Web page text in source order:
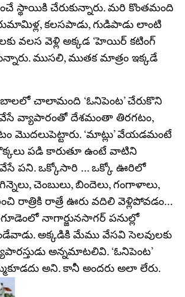
స్థాయికి చేరుకున్నారు. మరి కొంతమంది
కలసపాడు, గుడిపాడు లాంటి
వలస వెళ్లి అక్కడ ‘హెయిర్ కటింగ్
ముసలి, ముతక మాత్రం ఇక్కడే
చాలామంది ‘ఓనిపెంట’ చేరుకొని
వేసే వ్యాపారంతో దేశమంతా తిరగటం,
మొదలుపెట్టారు. ‘మాట్లు’ వేయడమంటే
పడి కారుతూ ఉంటే వాటిని
పని. ఒక్కోసారి … ఒక్కో ఊరిలో
చెంబులు, బిందెలు, గంగాళాలు,
రాత్రికి రాత్రే ఊరు వదిలి వెళ్లిపోవడం…
నాగార్జునసాగర్ పనుల్లో
అక్కడికి మేము వేసవి సెలవులకు
అన్నమాటలివి. ‘ఓనిపెంట’
అని. కానీ అందరు అలా లేరు.